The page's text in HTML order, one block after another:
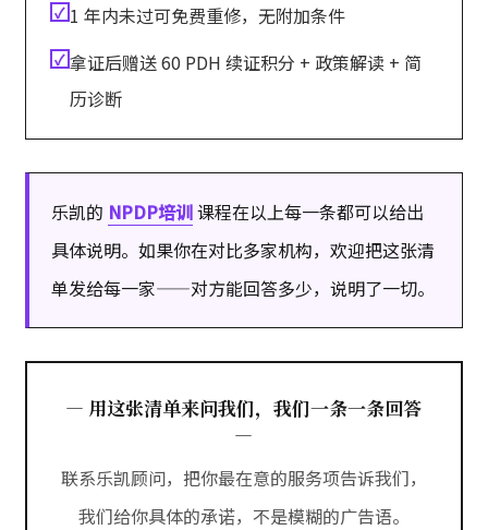
✓ 1 年内未过可免费重修，无附加条件
✓ 拿证后赠送 60 PDH 续证积分 + 政策解读 + 简
历诊断
乐凯的 NPDP培训课程在以上每一条都可以给出
具体说明。如果你在对比多家机构，欢迎把这张清
单发给每一家——对方能回答多少，说明了一切。
— 用这张清单来问我们，我们一条一条回答
—
联系乐凯顾问，把你最在意的服务项告诉我们，
我们给你具体的承诺，不是模糊的广告语。